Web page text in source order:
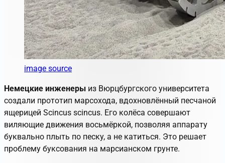
image source
Немецкие инженеры из Вюрцбургского университета
создали прототип марсохода, вдохновлённый песчаной
ящерицей Scincus scincus. Его колёса совершают
виляющие движения восьмёркой, позволяя аппарату
буквально плыть по песку, а не катиться. Это решает
проблему буксования на марсианском грунте.